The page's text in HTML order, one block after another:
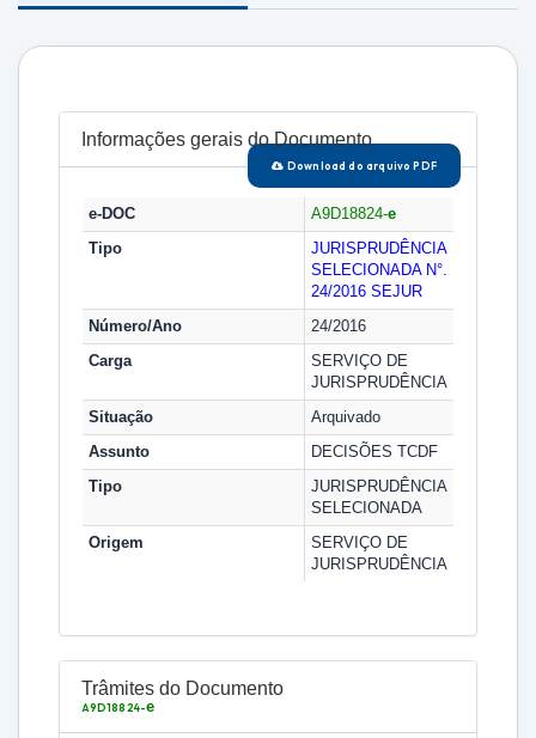
Informações gerais do Documento
Download do arquivo PDF
e-DOC A9D18824-e
Tipo
JURISPRUDÊNCIA
SELECIONADA N°.
24/2016 SEJUR
Número/Ano
24/2016
Carga
SERVIÇO DE
JURISPRUDÊNCIA
Situação
Arquivado
Assunto
DECISÕES TCDF
Tipo
JURISPRUDÊNCIA
SELECIONADA
Origem
SERVIÇO DE
JURISPRUDÊNCIA
Trâmites do Documento
A9D18824-e